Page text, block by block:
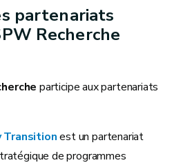
partenariats
Recherche
participe aux partenariats
Transitionest un partenariat
de programmes